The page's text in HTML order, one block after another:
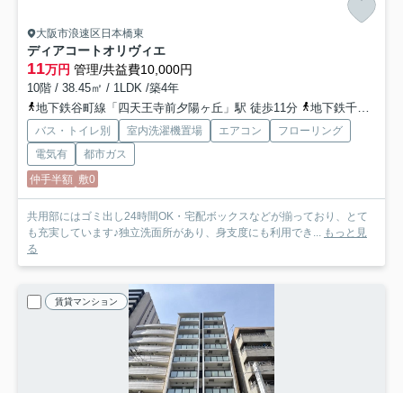
大阪市浪速区日本橋東
ディアコートオリヴィエ
11万円 管理/共益費10,000円
10階 / 38.45㎡ / 1LDK /築4年
地下鉄谷町線「四天王寺前夕陽ヶ丘」駅 徒歩11分
地下鉄千日前線「日本橋」駅 徒歩11分
バス・トイレ別 室内洗濯機置場 エアコン
フローリング
電気有
都市ガス
仲手半額 敷0
共用部にはゴミ出し24時間OK・宅配ボックスなどが揃っており、とて
も充実しています♪独立洗面所があり、身支度にも利用でき... もっと見
る
賃貸マンション